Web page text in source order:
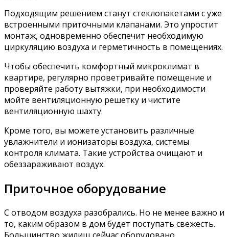
Подходящим решением станут стеклопакетами с уже
встроенными приточными клапанами. Это упростит
монтаж, одновременно обеспечит необходимую
циркуляцию воздуха и герметичность в помещениях.
Чтобы обеспечить комфортный микроклимат в
квартире, регулярно проветривайте помещение и
проверяйте работу вытяжки, при необходимости
мойте вентиляционную решетку и чистите
вентиляционную шахту.
Кроме того, вы можете установить различные
увлажнители и ионизаторы воздуха, системы
контроля климата. Такие устройства очищают и
обеззараживают воздух.
Приточное оборудование
С отводом воздуха разобрались. Но не менее важно и
то, каким образом в дом будет поступать свежесть.